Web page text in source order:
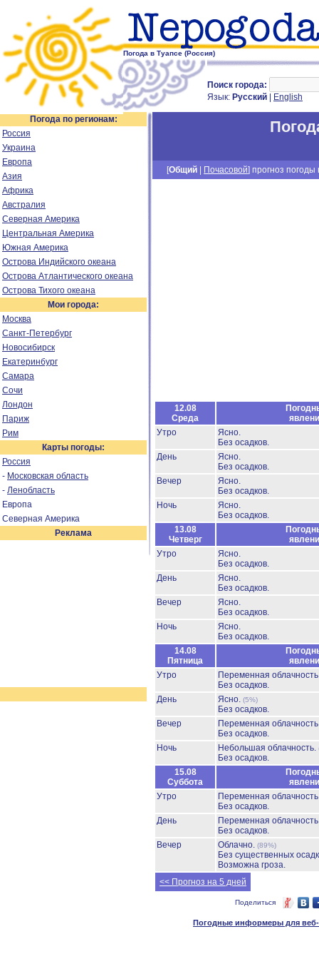
Погода в Туапсе (Россия)
Поиск города:
Язык: Русский English
Погода по регионам:
Россия
Украина
Европа
Азия
Африка
Австралия
Северная Америка
Центральная Америка
Южная Америка
Острова Индийского океана
Острова Атлантического океана
Острова Тихого океана
Мои города:
Москва
Санкт-Петербург
Новосибирск
Екатеринбург
Самара
Сочи
Лондон
Париж
Рим
Карты погоды:
Россия
- Московская область
- Ленобласть
Европа
Северная Америка
Реклама
[Общий Почасовой] прогноз погоды
12.08
Среда
Утро
Ясно.
Без осадков.
День
Ясно.
Без осадков.
Вечер
Ясно.
Без осадков.
Ночь
Ясно.
Без осадков.
13.08
Четверг
Утро
Ясно.
Без осадков.
День
Ясно.
Без осадков.
Вечер
Ясно.
Без осадков.
Ночь
Ясно.
Без осадков.
14.08
Пятница
Утро
Переменная
Без осадков.
День
Ясно. (5%)
Без осадков.
Вечер
Переменная
Без осадков.
Ночь
Небольшая облачность.
Без осадков.
15.08
Суббота
Утро
Переменная
Без осадков.
День
Переменная
Без осадков.
Вечер
Облачно. (89%)
Без существенных
Возможна гроза.
<< Прогноз на 5 дней
Поделиться
Погодные информеры для веб-